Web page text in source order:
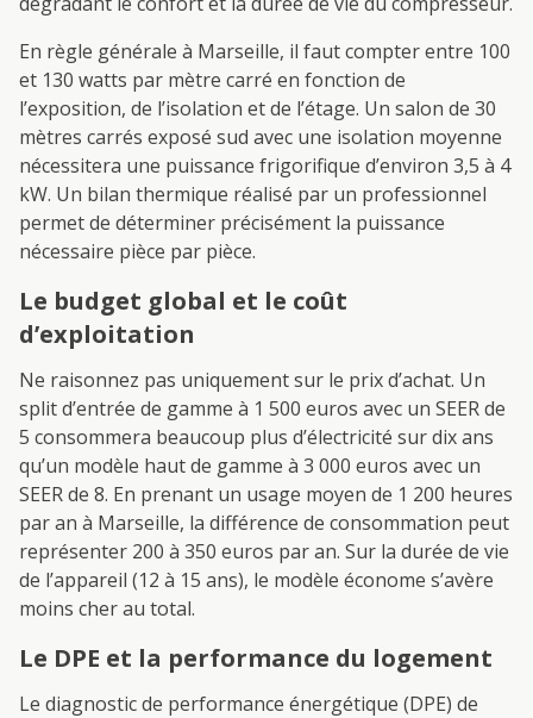
En règle générale à Marseille, il faut compter entre 100
et 130 watts par mètre carré en fonction de
l’exposition, de l’isolation et de l’étage. Un salon de 30
mètres carrés exposé sud avec une isolation moyenne
nécessitera une puissance frigorifique d’environ 3,5 à 4
kW. Un bilan thermique réalisé par un professionnel
permet de déterminer précisément la puissance
nécessaire pièce par pièce.
Le budget global et le coût
d’exploitation
Ne raisonnez pas uniquement sur le prix d’achat. Un
split d’entrée de gamme à 1 500 euros avec un SEER de
5 consommera beaucoup plus d’électricité sur dix ans
qu’un modèle haut de gamme à 3 000 euros avec un
SEER de 8. En prenant un usage moyen de 1 200 heures
par an à Marseille, la différence de consommation peut
représenter 200 à 350 euros par an. Sur la durée de vie
de l’appareil (12 à 15 ans), le modèle économe s’avère
moins cher au total.
Le DPE et la performance du logement
Le diagnostic de performance énergétique (DPE) de